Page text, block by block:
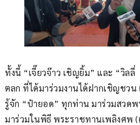
ทั้งนี้ “เจี๊ยวจ๊าว เชิญยิ้ม” และ “วิลลี่
ตลก ที่ได้มาร่วมงานได้ฝากเชิญชว
รู้จัก “ป๋ายอด” ทุกท่าน มาร่วมสวด
มาร่วมในพิธี พระราชทานเพลิงศพ